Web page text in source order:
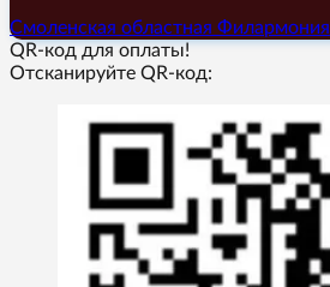
Смоленская областная Филармония
QR-код для оплаты!
Отсканируйте QR-код: